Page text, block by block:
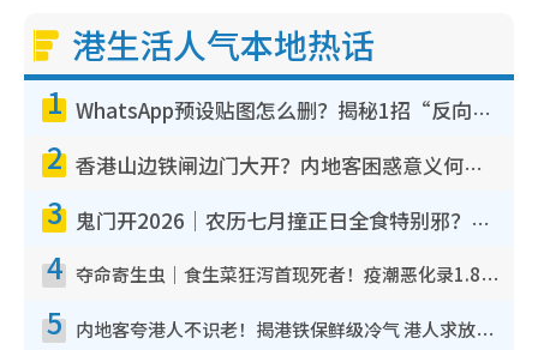
港生活人气本地热话
1 WhatsApp预设贴图怎么删？揭秘1招“反向操作”还原简洁界面 附3步实测教程
2 香港山边铁闸边门大开？内地客困惑意义何在！网友神回复：这种叫法理性防御
3 鬼门开2026｜农历七月撞正日全食特别邪？专家警告切忌做一事！揭4大禁忌+2招保平安
4 夺命寄生虫｜食生菜狂泻首现死者！疫潮恶化录1.8万宗病例 揭洗菜3大谬误
5 内地客夸港人不识老！揭港铁保鲜级冷气 港人求放过：别投诉